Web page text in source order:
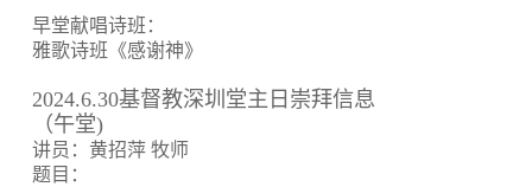
早堂献唱诗班：
雅歌诗班《感谢神》
2024.6.30基督教深圳堂主日崇拜信息
（午堂)
讲员：黄招萍 牧师
题目：